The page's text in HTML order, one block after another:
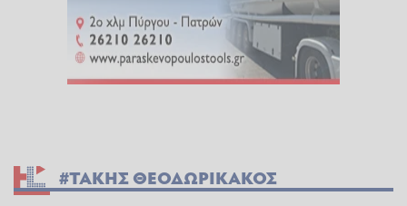
#ΤΑΚΗΣ ΘΕΟΔΩΡΙΚΑΚΟΣ